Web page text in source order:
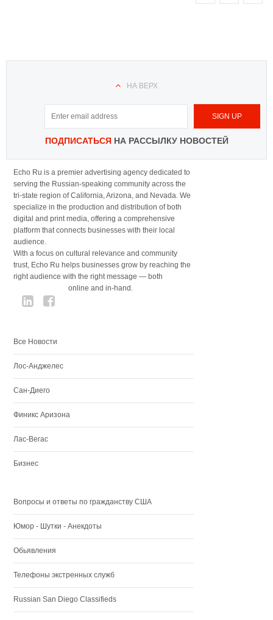
НА ВЕРХ
ПОДПИСАТЬСЯНА РАССЫЛКУ НОВОСТЕЙ
Echo Ru is a premier advertising agency dedicated to
serving the Russian-speaking community across the
tri-state region of California, Arizona, and Nevada. We
specialize in the production and distribution of both
digital and print media, offering a comprehensive
platform that connects businesses with their local
audience.
With a focus on cultural relevance and community
trust, Echo Ru helps businesses grow by reaching the
right audience with the right message — both
online and in-hand.
Все Новости
Лос-Анджелес
Сан-Диего
Финикс Аризона
Лас-Вегас
Бизнес
Вопросы и ответы по гражданству США
Юмор - Шутки - Анекдоты
Обьявления
Телефоны экстренных служб
Russian San Diego Classifieds